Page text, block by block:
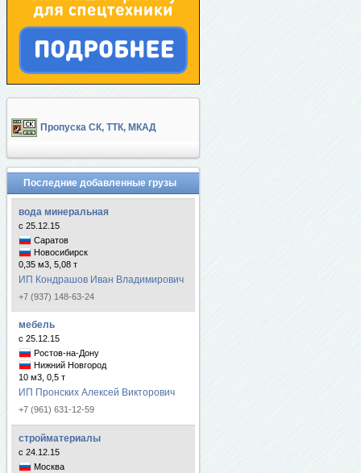
Пропуска СК, ТТК, МКАД
Последние добавленные грузы
вода минеральная
с 25.12.15
Саратов
Новосибирск
0,35 м3, 5,08 т
ИП Кондрашов Иван Владимирович
+7 (937) 148-63-24
мебель
с 25.12.15
Ростов-на-Дону
Нижний Новгород
10 м3, 0,5 т
ИП Пронских Алексей Викторович
+7 (961) 631-12-59
стройматериалы
с 24.12.15
Москва